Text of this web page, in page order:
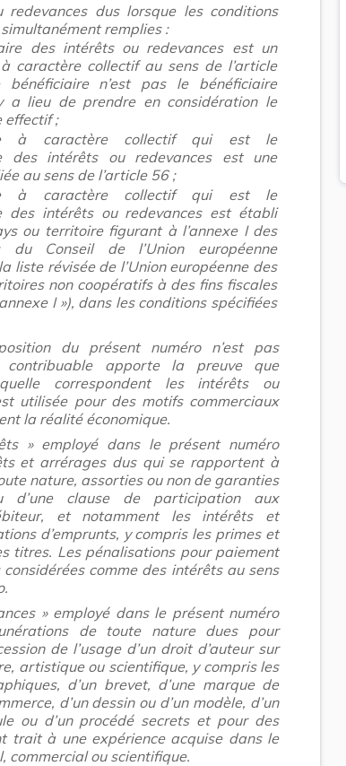
redevances dus lorsque les conditions
remplies :
des intérêts ou redevances est un
caractère collectif au sens de l’article
n’est pas le bénéficiaire
a lieu de prendre en considération le
effectif ;
à caractère collectif qui est le
des intérêts ou redevances est une
au sens de l’article 56 ;
à caractère collectif qui est le
des intérêts ou redevances est établi
ou territoire figurant à l’annexe I des
du Conseil de l’Union européenne
liste révisée de l’Union européenne des
non coopératifs à des fins fiscales
I »), dans les conditions spécifiées
du présent numéro n’est pas
apporte la preuve que
correspondent les intérêts ou
utilisée pour des motifs commerciaux
la réalité économique.
» employé dans le présent numéro
et arrérages dus qui se rapportent à
nature, assorties ou non de garanties
d’une clause de participation aux
et notamment les intérêts et
d’emprunts, y compris les primes et
titres. Les pénalisations pour paiement
comme des intérêts au sens
» employé dans le présent numéro
de toute nature dues pour
de l’usage d’un droit d’auteur sur
artistique ou scientifique, y compris les
d’un brevet, d’une marque de
d’un dessin ou d’un modèle, d’un
ou d’un procédé secrets et pour des
trait à une expérience acquise dans le
commercial ou scientifique.